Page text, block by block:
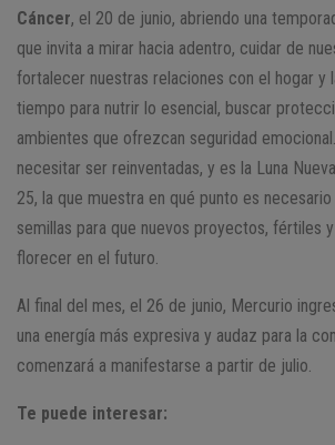
Cáncer, el 20 de junio, abriendo una
que invita a mirar hacia adentro, cuidar de
fortalecer nuestras relaciones con el hogar y
tiempo para nutrir lo esencial, buscar
ambientes que ofrezcan seguridad
necesitar ser reinventadas, y es la Luna
25, la que muestra en qué punto es necesario
semillas para que nuevos proyectos, fértiles
florecer en el futuro.
Al final del mes, el 26 de junio, Mercurio
una energía más expresiva y audaz para la
comenzará a manifestarse a partir de julio.
Te puede interesar: